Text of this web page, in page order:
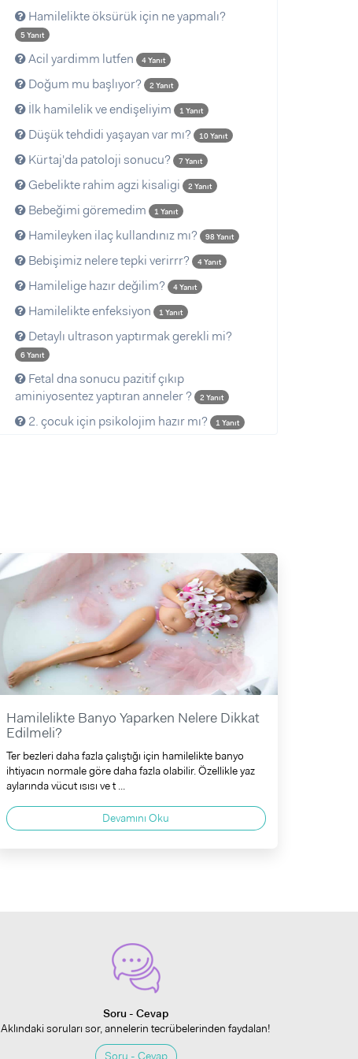
Hamilelikte öksürük için ne yapmalı?
5 Yanıt
Acil yardimm lutfen 4 Yanıt
Doğum mu başlıyor? 2 Yanıt
İlk hamilelik ve endişeliyim 1 Yanıt
Düşük tehdidi yaşayan var mı? 10 Yanıt
Kürtaj'da patoloji sonucu? 7 Yanıt
Gebelikte rahim agzi kisaligi 2 Yanıt
Bebeğimi göremedim 1 Yanıt
Hamileyken ilaç kullandınız mı? 98 Yanıt
Bebişimiz nelere tepki verirrr? 4 Yanıt
Hamilelige hazır değilim? 4 Yanıt
Hamilelikte enfeksiyon 1 Yanıt
Detaylı ultrason yaptırmak gerekli mi?
6 Yanıt
Fetal dna sonucu pazitif çıkıp
aminiyosentez yaptıran anneler ?
2 Yanıt
2. çocuk için psikolojim hazır mı? 1 Yanıt
Hamilelikte Banyo Yaparken Nelere Dikkat
Edilmeli?
Ter bezleri daha fazla çalıştığı için hamilelikte banyo
ihtiyacın normale göre daha fazla olabilir. Özellikle yaz
aylarında vücut ısısı ve t ...
Devamını Oku
Soru - Cevap
Aklındaki soruları sor, annelerin tecrübelerinden faydalan!
Soru - Cevap